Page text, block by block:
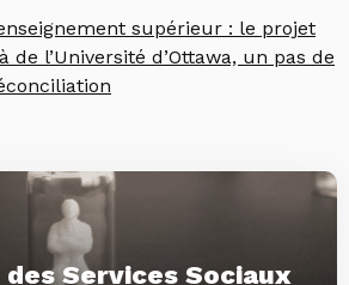
supérieur : le projet
de l’Université d’Ottawa, un pas de
Services Sociaux